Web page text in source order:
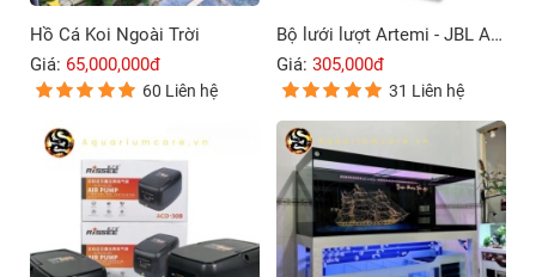
Hồ Cá Koi Ngoài Trời
Giá: 65,000,000đ
60 Liên hệ
Bộ lưới lượt Artemi - JBL Artemio 4
Giá: 305,000đ
31 Liên hệ